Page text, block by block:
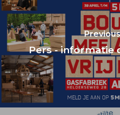
Pers - informatie